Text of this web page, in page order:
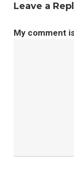
Leave a
My comment